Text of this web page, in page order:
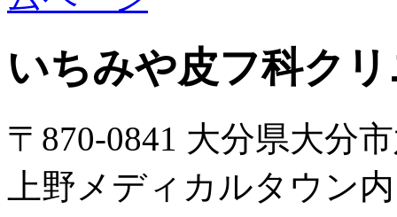
いちみや皮フ科ク
〒870-0841 大分県大分
上野メディカルタウン内